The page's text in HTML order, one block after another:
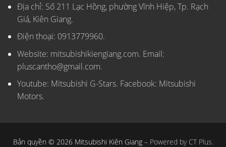
Địa chỉ: Số 211 Lạc Hồng, phường Vĩnh Hiệp, Tp. Rạch
Giá, Kiên Giang.
Điện thoại: 0913779960.
Website: mitsubishikiengiang.com. Email:
pluscantho@gmail.com.
Youtube: Mitsubishi G-Stars. Facebook: Mitsubishi
Motors.
Bản quyền © 2026 Mitsubishi Kiên Giang – Powered by CT Plus.